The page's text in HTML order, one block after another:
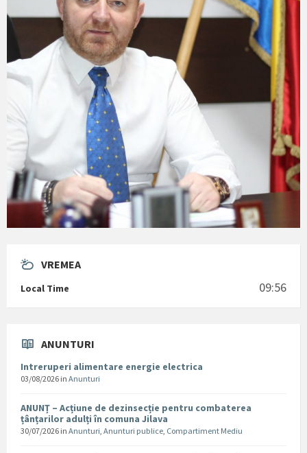
VREMEA
Local Time 09:56
ANUNTURI
Intreruperi alimentare energie electrica
03/08/2026 in Anunturi
ANUNȚ – Acțiune de dezinsecție pentru combaterea
țânțarilor adulți în comuna Jilava
30/07/2026 in Anunturi, Anunturi publice, Compartiment Mediu